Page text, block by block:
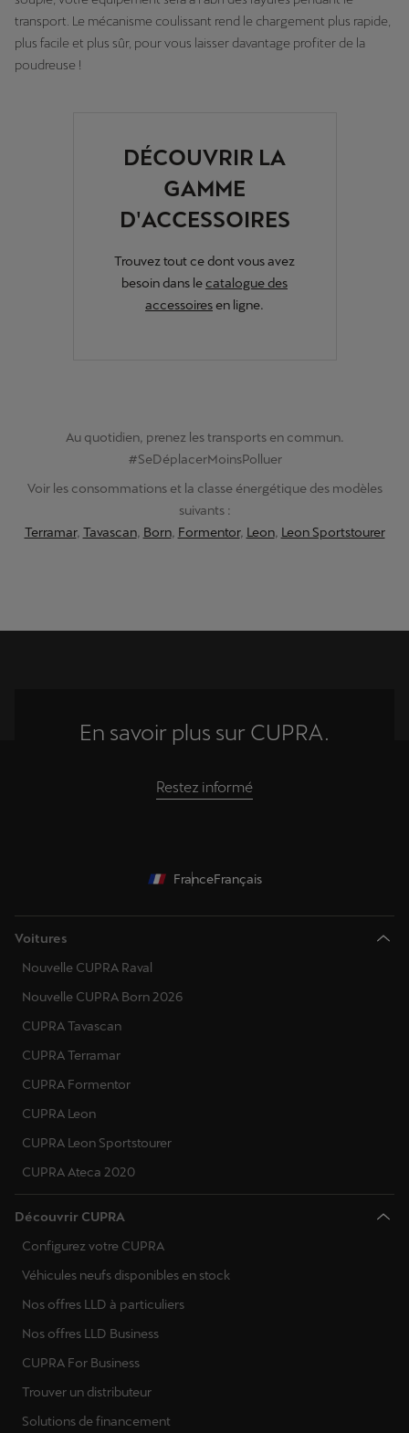
transport. Le mécanisme coulissant rend le chargement plus rapide,
plus facile et plus sûr, pour vous laisser davantage profiter de la
poudreuse !
DÉCOUVRIR LA
GAMME
D'ACCESSOIRES
Trouvez tout ce dont vous avez
besoin dans lecatalogue des
accessoiresen ligne.
Au quotidien, prenez les transports en commun.
#SeDéplacerMoinsPolluer
Voir les consommations et la classe énergétique des modèles
suivants :
Terramar, Tavascan, Born, Formentor, Leon, Leon Sportstourer
En savoir plus sur CUPRA.
Restez informé
FranceFrançais
Voitures
Nouvelle CUPRA Raval
Nouvelle CUPRA Born 2026
CUPRA Tavascan
CUPRA Terramar
CUPRA Formentor
CUPRA Leon
CUPRA Leon Sportstourer
CUPRA Ateca 2020
Découvrir CUPRA
Configurez votre CUPRA
Véhicules neufs disponibles en stock
Nos offres LLD à particuliers
Nos offres LLD Business
CUPRA For Business
Trouver un distributeur
Solutions de financement